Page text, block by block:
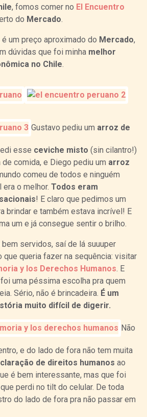
, fomos comer no El Encuentro
do Mercado
é um preço aproximado do Mercado,
dúvidas que foi minha melhor
no Chile
Gustavo pediu um arroz de
esse ceviche misto (sin cilantro!)
de comida, e Diego pediu um arroz
comeu de todos e ninguém
o melhor. Todos eram
! E claro que pedimos um
brindar e também estava incrível! E
um e já consegue sentir o brilho.
servidos, saí de lá suuuper
que queria fazer na sequência: visitar
y los Derechos Humanos . E
uma péssima escolha pra quem
Sério, não é brincadeira. É um
muito difícil de digerir.
Não
e do lado de fora não tem muita
de direitos humanos ao
é bem interessante, mas que foi
perdi no tilt do celular. De toda
do lado de fora pra não passar em